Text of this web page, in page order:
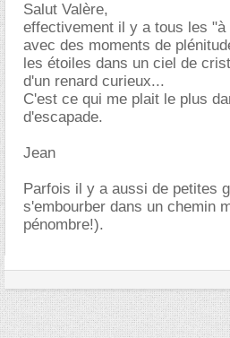
Salut Valère,
effectivement il y a tous les "à
avec des moments de
les étoiles dans un ciel de
d'un renard curieux...
C'est ce qui me plait le plus
d'escapade.
Jean
Parfois il y a aussi de petites
s'embourber dans un chemin
pénombre!).